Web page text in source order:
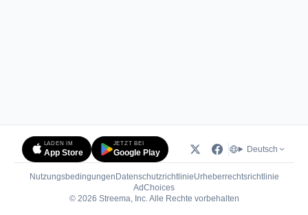
LADEN IM
App Store
JETZT BEI
Google Play Deutsch
Nutzungsbedingungen DatenschutzrichtlinieUrheberrechtsrichtlinie
AdChoices(öffnet in neuem Tab)
© 2026 Streema, Inc. Alle Rechte vorbehalten